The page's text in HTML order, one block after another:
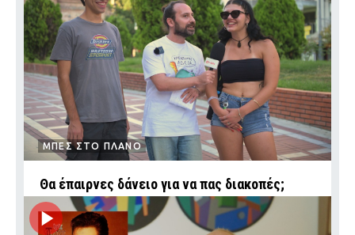
ΜΠΕΣ ΣΤΟ ΠΛΑΝΟ
Θα έπαιρνες δάνειο για να πας διακοπές;